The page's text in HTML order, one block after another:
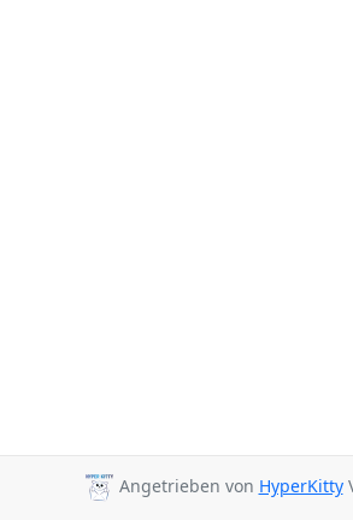
Angetrieben von HyperKitty